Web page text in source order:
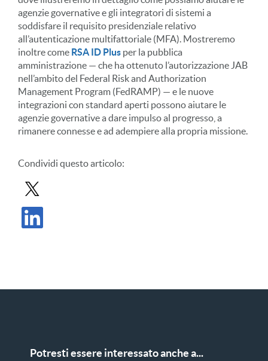
agenzie governative e gli integratori di sistemi a
soddisfare il requisito presidenziale relativo
all’autenticazione multifattoriale (MFA). Mostreremo
inoltre come RSA ID Plus per la pubblica
amministrazione — che ha ottenuto l’autorizzazione JAB
nell’ambito del Federal Risk and Authorization
Management Program (FedRAMP) — e le nuove
integrazioni con standard aperti possono aiutare le
agenzie governative a dare impulso al progresso, a
rimanere connesse e ad adempiere alla propria missione.
Condividi questo articolo:
Condividi il post in X
Potresti essere interessato anche a...